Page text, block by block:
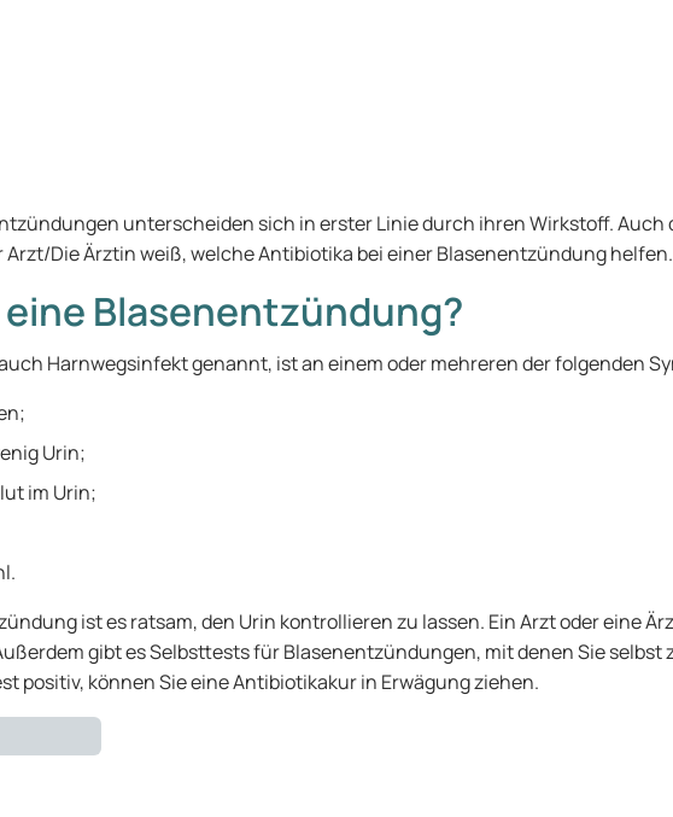
unterscheiden sich in erster Linie durch ihren Wirkstoff. Auch
Die Ärztin weiß, welche Antibiotika bei einer Blasenentzündung helfen.
Blasenentzündung?
Harnwegsinfekt genannt, ist an einem oder mehreren der folgenden
Urin;
im Urin;
ist es ratsam, den Urin kontrollieren zu lassen. Ein Arzt oder eine
gibt es Selbsttests für Blasenentzündungen, mit denen Sie selbst
positiv, können Sie eine Antibiotikakur in Erwägung ziehen.